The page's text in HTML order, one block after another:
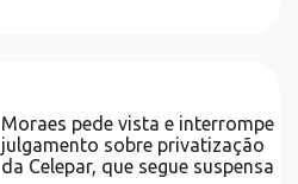
Moraes pede vista e interrompe
julgamento sobre privatização
da Celepar, que segue suspensa